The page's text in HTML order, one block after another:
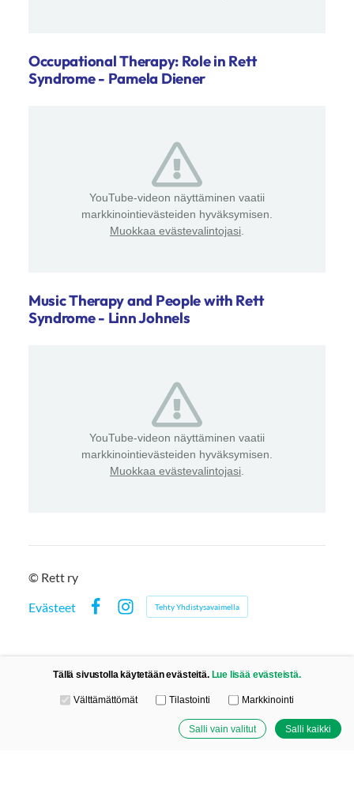
Occupational Therapy: Role in Rett
Syndrome - Pamela Diener
YouTube-videon näyttäminen vaatii
markkinointievästeiden hyväksymisen.
Muokkaa evästevalintojasi
Music Therapy and People with Rett
Syndrome - Linn Johnels
YouTube-videon näyttäminen vaatii
markkinointievästeiden hyväksymisen.
Muokkaa evästevalintojasi
© Rett ry
Evästeet
Instagram
Tehty Yhdistysavaimella
Tällä sivustolla käytetään evästeitä. Lue lisää evästeistä.
Valitse käytettävät evästeet
Välttämättömät Tilastointi Markkinointi
Salli vain valitut Salli kaikki